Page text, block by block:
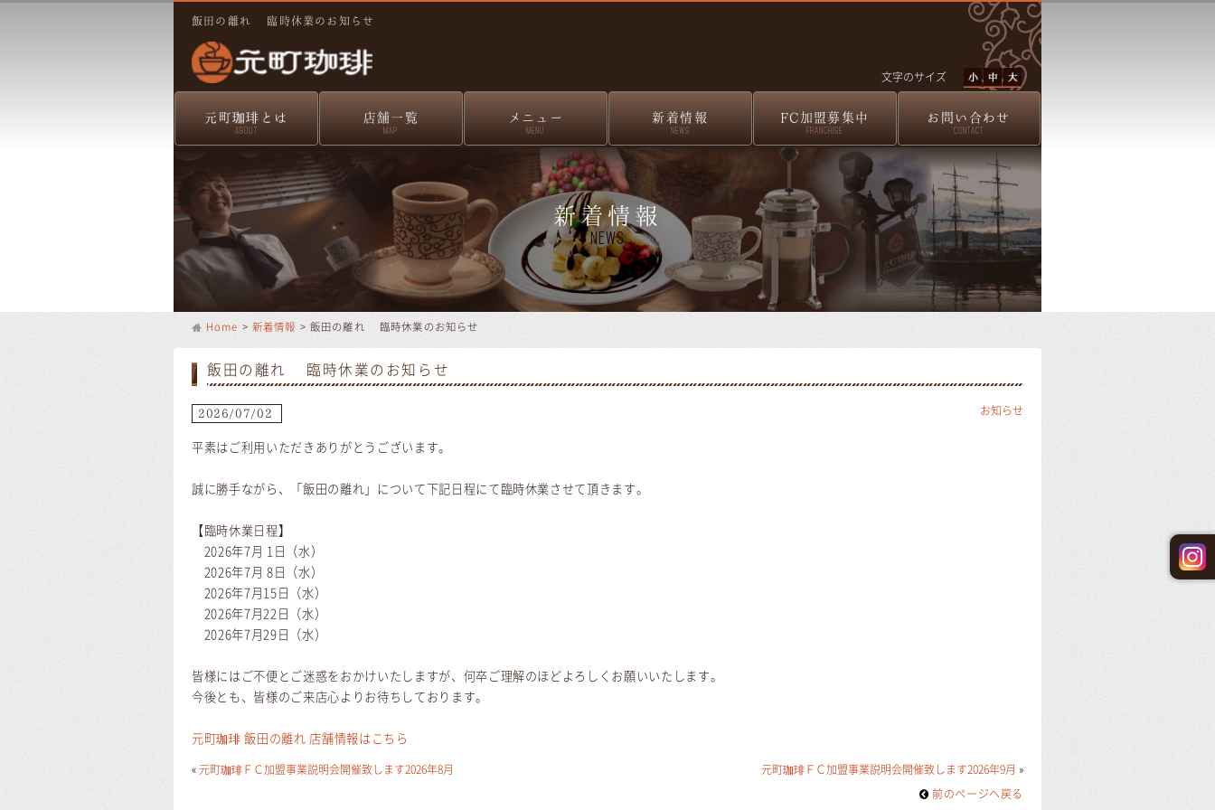
飯田の離れ 臨時休業のお知らせ
文字のサイズ
元町珈琲とは
ABOUT
店舗一覧
MAP
メニュー
MENU
新着情報
NEWS
FC加盟募集中
FRANCHISE
お問い合わせ
CONTACT
新着情報
News
Home > 新着情報 > 飯田の離れ 臨時休業のお知らせ
飯田の離れ 臨時休業のお知らせ
お知らせ
2026/07/02
平素はご利用いただきありがとうございます。
誠に勝手ながら、「飯田の離れ」について下記日程にて臨時休業させて頂きます。
【臨時休業日程】
2026年7月 1日（水）
2026年7月 8日（水）
2026年7月15日（水）
2026年7月22日（水）
2026年7月29日（水）
皆様にはご不便とご迷惑をおかけいたしますが、何卒ご理解のほどよろしくお願いいたします。
今後とも、皆様のご来店心よりお待ちしております。
元町珈琲 飯田の離れ 店舗情報はこちら
«元町珈琲ＦＣ加盟事業説明会開催致します2026年8月 元町珈琲ＦＣ加盟事業説明会開催致します2026年9月 »
前のページヘ戻る